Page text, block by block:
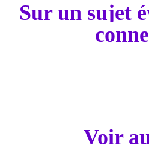
Sur un sujet
Voir